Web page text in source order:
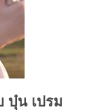
บุ๋น เปรม